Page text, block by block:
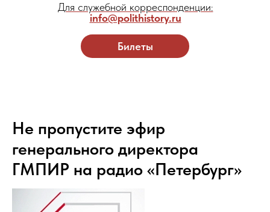
Билеты
Для служебной корреспонденции:
info@polithistory.ru
Не пропустите эфир
генерального директора
ГМПИР на радио «Петербург»